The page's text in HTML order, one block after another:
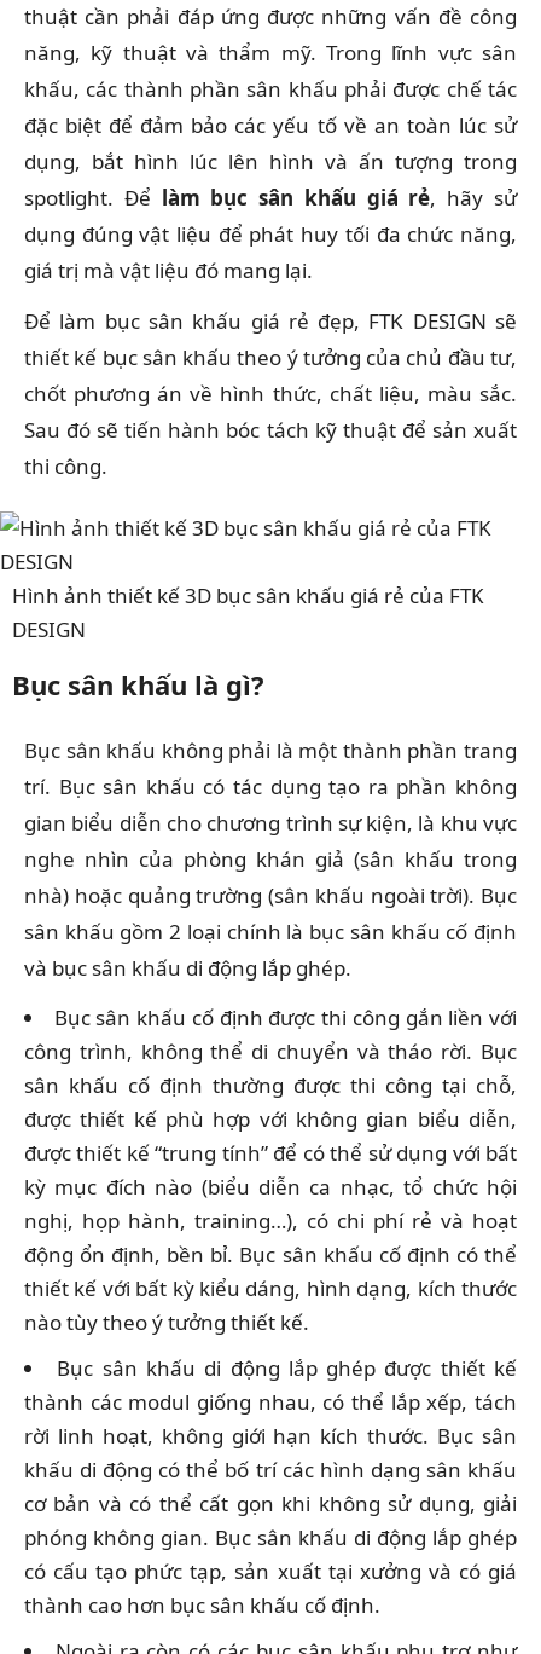
thuật cần phải đáp ứng được những vấn đề công
năng, kỹ thuật và thẩm mỹ. Trong lĩnh vực sân
khấu, các thành phần sân khấu phải được chế tác
đặc biệt để đảm bảo các yếu tố về an toàn lúc sử
dụng, bắt hình lúc lên hình và ấn tượng trong
spotlight. Để làm bục sân khấu giá rẻ, hãy sử
dụng đúng vật liệu để phát huy tối đa chức năng,
giá trị mà vật liệu đó mang lại.
Để làm bục sân khấu giá rẻ đẹp, FTK DESIGN sẽ
thiết kế bục sân khấu theo ý tưởng của chủ đầu tư,
chốt phương án về hình thức, chất liệu, màu sắc.
Sau đó sẽ tiến hành bóc tách kỹ thuật để sản xuất
thi công.
Hình ảnh thiết kế 3D bục sân khấu giá rẻ của FTK
DESIGN
Bục sân khấu là gì?
Bục sân khấu không phải là một thành phần trang
trí. Bục sân khấu có tác dụng tạo ra phần không
gian biểu diễn cho chương trình sự kiện, là khu vực
nghe nhìn của phòng khán giả (sân khấu trong
nhà) hoặc quảng trường (sân khấu ngoài trời). Bục
sân khấu gồm 2 loại chính là bục sân khấu cố định
và bục sân khấu di động lắp ghép.
Bục sân khấu cố định được thi công gắn liền với
công trình, không thể di chuyển và tháo rời. Bục
sân khấu cố định thường được thi công tại chỗ,
được thiết kế phù hợp với không gian biểu diễn,
được thiết kế “trung tính” để có thể sử dụng với bất
kỳ mục đích nào (biểu diễn ca nhạc, tổ chức hội
nghị, họp hành, training…), có chi phí rẻ và hoạt
động ổn định, bền bỉ. Bục sân khấu cố định có thể
thiết kế với bất kỳ kiểu dáng, hình dạng, kích thước
nào tùy theo ý tưởng thiết kế.
Bục sân khấu di động lắp ghép được thiết kế
thành các modul giống nhau, có thể lắp xếp, tách
rời linh hoạt, không giới hạn kích thước. Bục sân
khấu di động có thể bố trí các hình dạng sân khấu
cơ bản và có thể cất gọn khi không sử dụng, giải
phóng không gian. Bục sân khấu di động lắp ghép
có cấu tạo phức tạp, sản xuất tại xưởng và có giá
thành cao hơn bục sân khấu cố định.